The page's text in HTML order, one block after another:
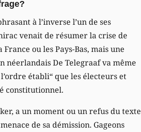
à l’inverse l’un de ses
venait de résumer la crise de
ou les Pays-Bas, mais une
néerlandais De Telegraaf va même
établi“ que les électeurs et
constitutionnel.
a un moment ou un refus du texte
de sa démission. Gageons